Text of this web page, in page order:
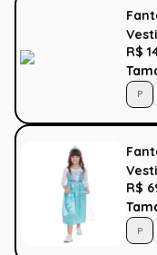
R$
P
R$
P